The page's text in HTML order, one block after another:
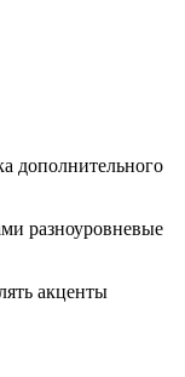
дополнительного
разноуровневые
акценты